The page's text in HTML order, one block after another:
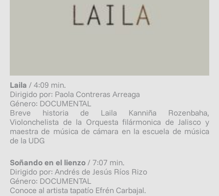
Laila / 4:09 min.
Dirigido por: Paola Contreras Arreaga
Género: DOCUMENTAL
Breve historia de Laila Kanniña Rozenbaha,
Violonchelista de la Orquesta filármonica de Jalisco y
maestra de música de cámara en la escuela de música
de la UDG
Soñando en el lienzo / 7:07 min.
Dirigido por: Andrés de Jesús Ríos Rizo
Género: DOCUMENTAL
Conoce al artista tapatío Efrén Carbajal.